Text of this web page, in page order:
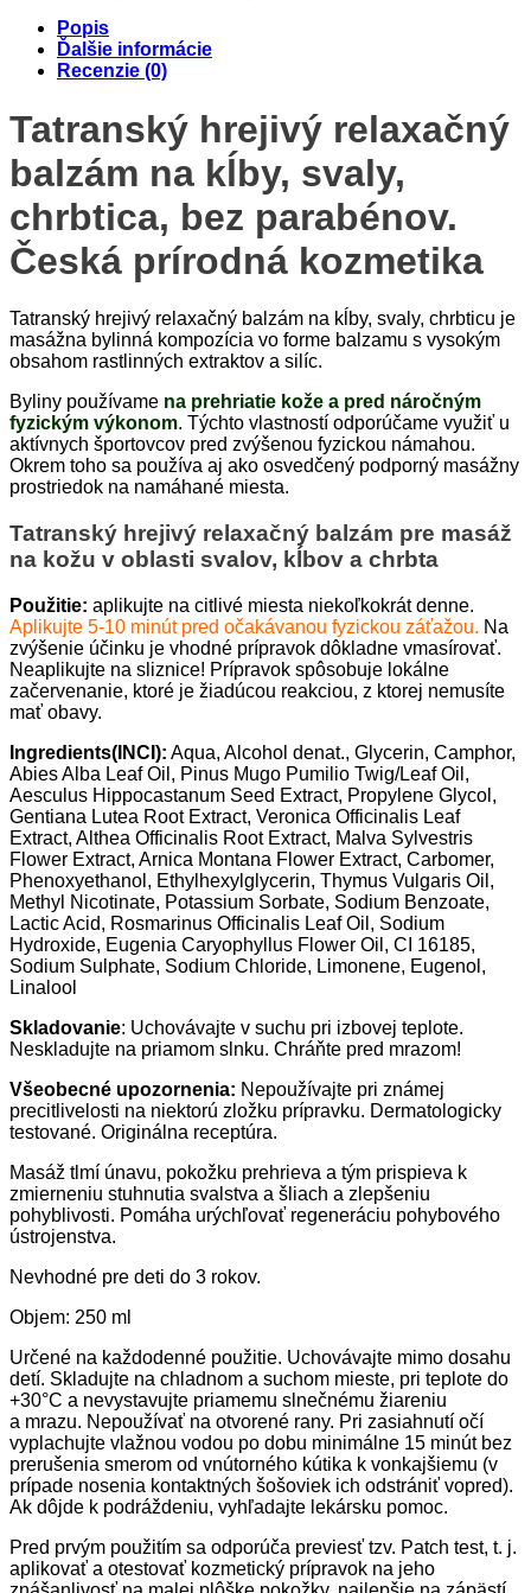
Popis
Ďalšie informácie
Recenzie (0)
Tatranský hrejivý relaxačný
balzám na kĺby, svaly,
chrbtica, bez parabénov.
Česká prírodná kozmetika
Tatranský hrejivý relaxačný balzám na kĺby, svaly, chrbticu je
masážna bylinná kompozícia vo forme balzamu s vysokým
obsahom rastlinných extraktov a silíc.
Byliny používame na prehriatie kože a pred náročným
fyzickým výkonom. Týchto vlastností odporúčame využiť u
aktívnych športovcov pred zvýšenou fyzickou námahou.
Okrem toho sa používa aj ako osvedčený podporný masážny
prostriedok na namáhané miesta.
Tatranský hrejivý relaxačný balzám pre masáž
na kožu v oblasti svalov, kĺbov a chrbta
Použitie: aplikujte na citlivé miesta niekoľkokrát denne.
Aplikujte 5-10 minút pred očakávanou fyzickou záťažou. Na
zvýšenie účinku je vhodné prípravok dôkladne vmasírovať.
Neaplikujte na sliznice! Prípravok spôsobuje lokálne
začervenanie, ktoré je žiadúcou reakciou, z ktorej nemusíte
mať obavy.
Ingredients(INCI): Aqua, Alcohol denat., Glycerin, Camphor,
Abies Alba Leaf Oil, Pinus Mugo Pumilio Twig/Leaf Oil,
Aesculus Hippocastanum Seed Extract, Propylene Glycol,
Gentiana Lutea Root Extract, Veronica Officinalis Leaf
Extract, Althea Officinalis Root Extract, Malva Sylvestris
Flower Extract, Arnica Montana Flower Extract, Carbomer,
Phenoxyethanol, Ethylhexylglycerin, Thymus Vulgaris Oil,
Methyl Nicotinate, Potassium Sorbate, Sodium Benzoate,
Lactic Acid, Rosmarinus Officinalis Leaf Oil, Sodium
Hydroxide, Eugenia Caryophyllus Flower Oil, CI 16185,
Sodium Sulphate, Sodium Chloride, Limonene, Eugenol,
Linalool
Skladovanie: Uchovávajte v suchu pri izbovej teplote.
Neskladujte na priamom slnku. Chráňte pred mrazom!
Všeobecné upozornenia: Nepoužívajte pri známej
precitlivelosti na niektorú zložku prípravku. Dermatologicky
testované. Originálna receptúra.
Masáž tlmí únavu, pokožku prehrieva a tým prispieva k
zmierneniu stuhnutia svalstva a šliach a zlepšeniu
pohyblivosti. Pomáha urýchľovať regeneráciu pohybového
ústrojenstva.
Nevhodné pre deti do 3 rokov.
Objem: 250 ml
Určené na každodenné použitie. Uchovávajte mimo dosahu
detí. Skladujte na chladnom a suchom mieste, pri teplote do
+30°C a nevystavujte priamemu slnečnému žiareniu
a mrazu. Nepoužívať na otvorené rany. Pri zasiahnutí očí
vyplachujte vlažnou vodou po dobu minimálne 15 minút bez
prerušenia smerom od vnútorného kútika k vonkajšiemu (v
prípade nosenia kontaktných šošoviek ich odstrániť vopred).
Ak dôjde k podráždeniu, vyhľadajte lekársku pomoc.
Pred prvým použitím sa odporúča previesť tzv. Patch test, t. j.
aplikovať a otestovať kozmetický prípravok na jeho